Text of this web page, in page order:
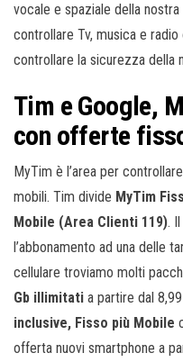
vocale e spaziale della
controllare Tv, musica e
controllare la sicurezza della
Tim e Google,
con offerte
MyTim è l’area per
mobili. Tim divide MyTim
Mobile (Area Clienti 119).
l’abbonamento ad una delle
cellulare troviamo molti
Gb illimitati a partire dal
inclusive, Fisso più Mobile
offerta nuovi smartphone a